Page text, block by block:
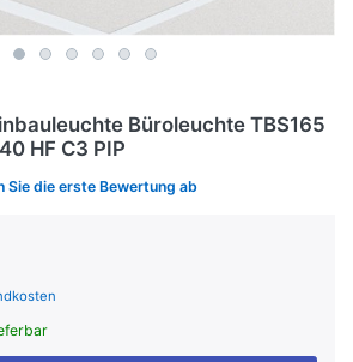
Büroleuchte TBS165
HF C3 PIP
Sie die erste Bewertung ab